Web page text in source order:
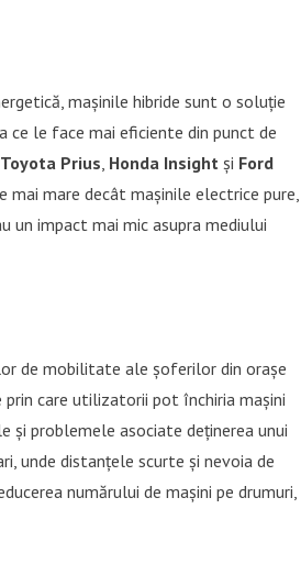
mașinile hibride sunt o soluție
ce le face mai eficiente din punct de
Toyota Prius, Honda Insight și Ford
mare decât mașinile electrice pure,
un impact mai mic asupra mediului
de mobilitate ale șoferilor din orașe
care utilizatorii pot închiria mașini
și problemele asociate deținerea unui
unde distanțele scurte și nevoia de
numărului de mașini pe drumuri,